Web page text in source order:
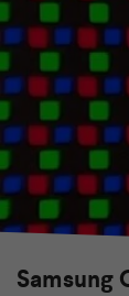
Samsung